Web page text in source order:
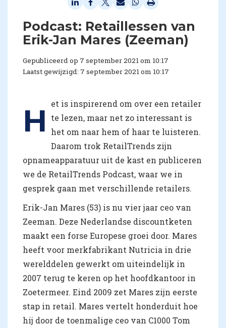
Podcast: Retaillessen van
Erik-Jan Mares (Zeeman)
Gepubliceerd op 7 september 2021 om 10:17
Laatst gewijzigd: 7 september 2021 om 10:17
H
et is inspirerend om over een retailer
te lezen, maar net zo interessant is
het om naar hem of haar te luisteren.
Daarom trok RetailTrends zijn
opnameapparatuur uit de kast en publiceren
we de RetailTrends Podcast, waar we in
gesprek gaan met verschillende retailers.
Erik-Jan Mares (53) is nu vier jaar ceo van
Zeeman. Deze Nederlandse discountketen
maakt een forse Europese groei door. Mares
heeft voor merkfabrikant Nutricia in drie
werelddelen gewerkt om uiteindelijk in
2007 terug te keren op het hoofdkantoor in
Zoetermeer. Eind 2009 zet Mares zijn eerste
stap in retail. Mares vertelt honderduit hoe
hij door de toenmalige ceo van C1000 Tom